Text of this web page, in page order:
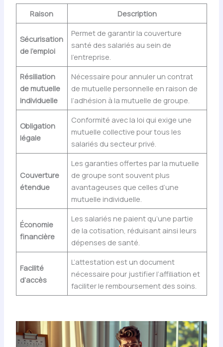
Raison Description
Sécurisation
de l’emploi
Permet de garantir la couverture
santé des salariés au sein de
l’entreprise.
Résiliation
de mutuelle
individuelle
Nécessaire pour annuler un contrat
de mutuelle personnelle en raison de
l’adhésion à la mutuelle de groupe.
Obligation
légale
Conformité avec la loi qui exige une
mutuelle collective pour tous les
salariés du secteur privé.
Couverture
étendue
Les garanties offertes par la mutuelle
de groupe sont souvent plus
avantageuses que celles d’une
mutuelle individuelle.
Économie
financière
Les salariés ne paient qu’une partie
de la cotisation, réduisant ainsi leurs
dépenses de santé.
Facilité
d’accès
L’attestation est un document
nécessaire pour justifier l’affiliation et
faciliter le remboursement des soins.